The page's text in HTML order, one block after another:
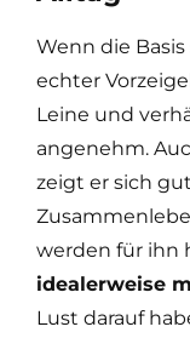
Wenn die
echter
Leine und
angenehm.
zeigt er sich
werden für ihn
idealerweise
Lust darauf